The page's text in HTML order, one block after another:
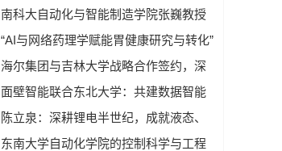
子事件感知的荧光寿命显微成像方法
南科大自动化与智能制造学院张巍教授
“逐际动力”Oil人形机器人亮相央视中秋
“AI与网络药理学赋能胃健康研究与转化”
学术研讨会在京举行—— 多学科交叉推
海尔集团与吉林大学战略合作签约，深
化产教融合发展新质生产力
面壁智能联合东北大学：共建数据智能
联合实验室
陈立泉：深耕锂电半世纪，成就液态、
固态、钠离子电池三大技术领跑地位
东南大学自动化学院的控制科学与工程